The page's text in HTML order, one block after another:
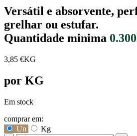
Versátil e absorvente,
grelhar ou estufar.
Quantidade minima
3,85 €KG
por KG
Em stock
comprar em:
Un
Kg